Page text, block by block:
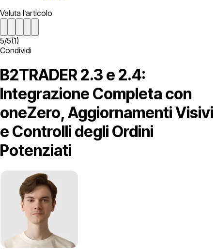
Valuta l’articolo
5/5(1)
Condividi
B2TRADER 2.3 e 2.4:
Integrazione Completa con
oneZero, Aggiornamenti Visivi
e Controlli degli Ordini
Potenziati